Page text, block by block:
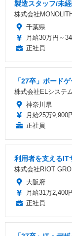
製造スタッフ/未
株式会社MONOLITH
千葉県
月給30万円～
正社員
「27卒」ボード
株式会社ELシステ
神奈川県
月給25万9,900
正社員
利用者を支えるIT
株式会社RIOT
大阪府
月給31万2,400
正社員